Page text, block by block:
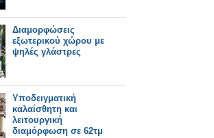
Διαμορφώσεις
εξωτερικού χώρου με
ψηλές γλάστρες
Υποδειγματική
καλαίσθητη και
λειτουργική
διαμόρφωση σε 62τμ